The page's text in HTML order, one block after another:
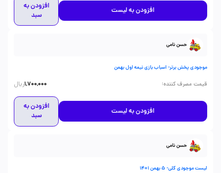
افزودن به لیست
افزودن به
سبد
حسن نامی
موجودی پخش برتر- اسباب بازی نیمه اول بهمن
قیمت مصرف کننده:
1,700,000ریال
افزودن به لیست
افزودن به
سبد
حسن نامی
لیست موجودی کلی- 5 بهمن 1401